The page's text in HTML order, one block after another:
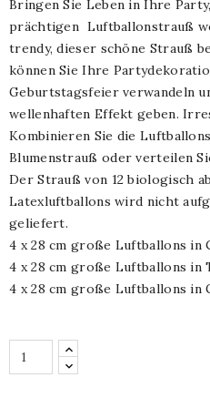
Bringen Sie Leben in Ihre
prächtigen Luftballonstrauß
trendy, dieser schöne Strauß
können Sie Ihre
Geburtstagsfeier verwandeln
wellenhaften Effekt geben.
Kombinieren Sie die
Blumenstrauß oder verteilen
Der Strauß von 12 biologisch
Latexluftballons wird nicht
geliefert.
4 x 28 cm große Luftballons in
4 x 28 cm große Luftballons in
4 x 28 cm große Luftballons in